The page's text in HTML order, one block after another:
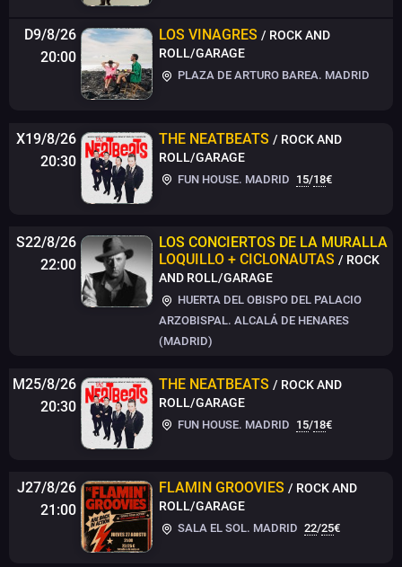
D9/8/26
20:00
LOS VINAGRES / ROCK AND
ROLL/GARAGE
PLAZA DE ARTURO BAREA. MADRID
X19/8/26
20:30
THE NEATBEATS / ROCK AND
ROLL/GARAGE
FUN HOUSE. MADRID 15/18€
S22/8/26
22:00
LOS CONCIERTOS DE LA MURALLA
LOQUILLO + CICLONAUTAS / ROCK
AND ROLL/GARAGE
HUERTA DEL OBISPO DEL PALACIO
ARZOBISPAL. ALCALÁ DE HENARES
(MADRID)
M25/8/26
20:30
THE NEATBEATS / ROCK AND
ROLL/GARAGE
FUN HOUSE. MADRID 15/18€
J27/8/26
21:00
FLAMIN GROOVIES / ROCK AND
ROLL/GARAGE
SALA EL SOL. MADRID 22/25€